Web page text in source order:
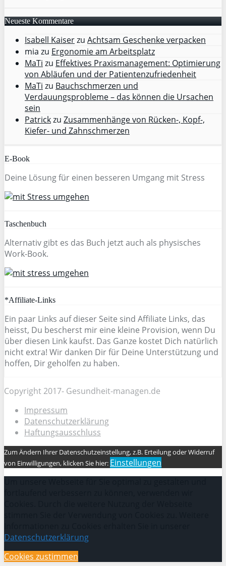
Neueste Kommentare
Isabell Kaiserzu Achtsam Geschenke verpacken
mia zu Ergonomie am Arbeitsplatz
MaTi zu Effektives Praxismanagement: Optimierung
von Abläufen und der Patientenzufriedenheit
MaTi zu Bauchschmerzen und
Verdauungsprobleme – das können die Ursachen
sein
Patrickzu Zusammenhänge von Rücken-, Kopf-,
Kiefer- und Zahnschmerzen
E-Book
Deine Lösung für einen besseren Umgang mit Stress
Taschenbuch
Alternativ gibt es das Buch jetzt auch als physisches
Work-Book.
*Affiliate-Links
Ein paar Links auf dieser Seite sind Affiliate Links, das
heisst, Du bescherst mir eine kleine Provision, wenn Du
über diesen Link kaufst. Das Ganze kostet Dich natürlich
nicht extra! Wir danken Dir für Deine Unterstützung und
hoffen, Dir geholfen zu haben.
Copyright 2017- Gesundheit-managen.de
Impressum
Datenschutzerklärung
Haftungsausschluss
Zum Ändern Ihrer Datenschutzeinstellung, z.B. Erteilung oder Widerruf
von Einwilligungen, klicken Sie hier: Einstellungen
Datenschutzerklärung
Cookies zustimmen